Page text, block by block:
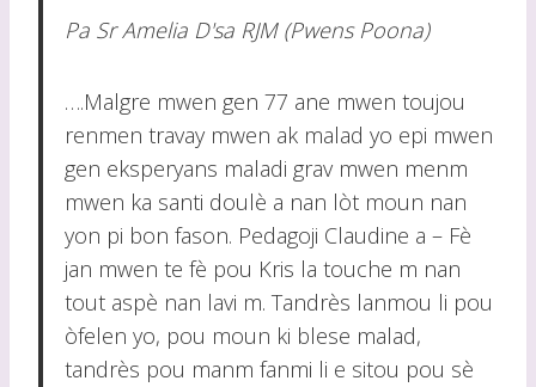
Pa Sr Amelia D'sa RJM (Pwens Poona)
….Malgre mwen gen 77 ane mwen toujou
renmen travay mwen ak malad yo epi mwen
gen eksperyans maladi grav mwen menm
mwen ka santi doulè a nan lòt moun nan
yon pi bon fason. Pedagoji Claudine a – Fè
jan mwen te fè pou Kris la touche m nan
tout aspè nan lavi m. Tandrès lanmou li pou
òfelen yo, pou moun ki blese malad,
tandrès pou manm fanmi li e sitou pou sè